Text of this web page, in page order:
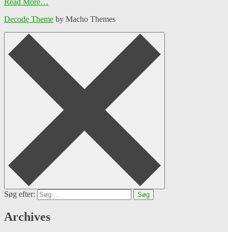
Read More…
Decode Theme by Macho Themes
Søg efter:
Archives